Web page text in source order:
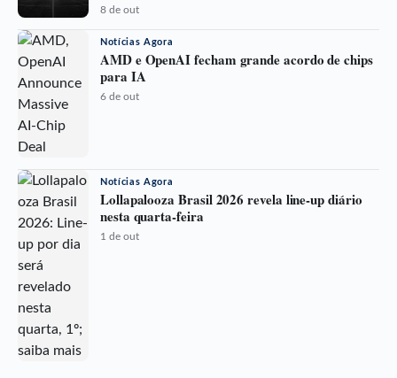
8 de out
Notícias Agora
AMD e OpenAI fecham grande acordo de chips
para IA
6 de out
Notícias Agora
Lollapalooza Brasil 2026 revela line-up diário
nesta quarta-feira
1 de out